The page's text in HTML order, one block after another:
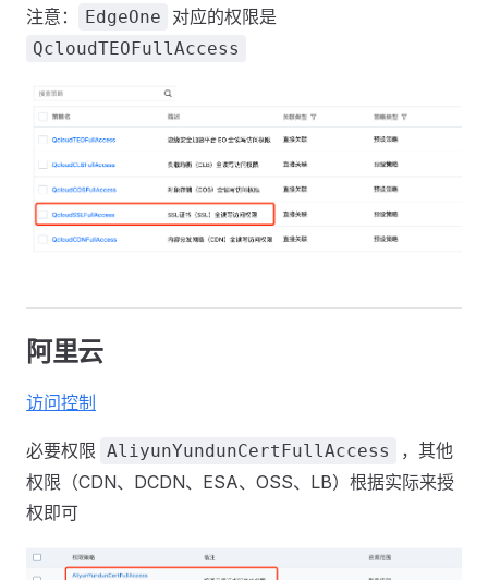
注意： EdgeOne 对应的权限是
QcloudTEOFullAccess
阿里云
访问控制
必要权限 AliyunYundunCertFullAccess
，其他
权限（CDN、DCDN、ESA、OSS、LB）根据实际来授
权即可